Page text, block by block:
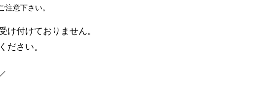
意下さい。
け付けておりません。
ださい。